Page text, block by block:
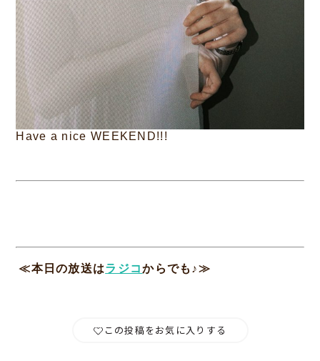
Have a nice WEEKEND!!!
≪本日の放送はラジコからでも♪≫
この投稿をお気に入りする